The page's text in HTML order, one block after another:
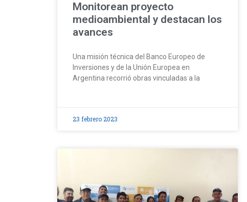
Monitorean proyecto
medioambiental y destacan los
avances
Una misión técnica del Banco Europeo de
Inversiones y de la Unión Europea en
Argentina recorrió obras vinculadas a la
23 febrero 2023